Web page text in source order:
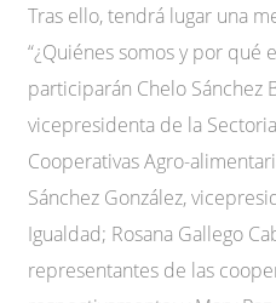
Tras ello, tendrá lugar una
“¿Quiénes somos y por qué
participarán Chelo Sánchez
vicepresidenta de la
Cooperativas Agro-
Sánchez González,
Igualdad; Rosana Gallego
representantes de las